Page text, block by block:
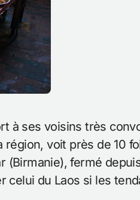
voit près de 10
(Birmanie), fermé
du Laos si les